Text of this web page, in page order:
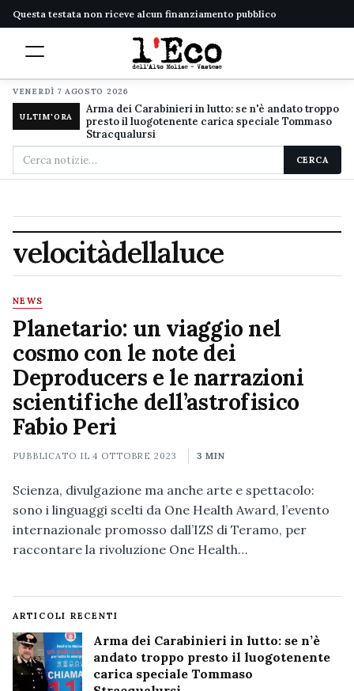
Questa testata non riceve alcun finanziamento pubblico
VENERDÌ 7 AGOSTO 2026
ULTIM'ORA
Arma dei Carabinieri in lutto: se n'è andato troppo
presto il luogotenente carica speciale Tommaso
Stracqualursi
Cerca
nel
CERCA
velocitàdellaluce
NEWS
Planetario: un viaggio nel
cosmo con le note dei
Deproducers e le narrazioni
scientifiche dell’astrofisico
Fabio Peri
PUBBLICATO IL4 OTTOBRE 2023 3 MIN
Scienza, divulgazione ma anche arte e spettacolo:
sono i linguaggi scelti da One Health Award, l’evento
internazionale promosso dall’IZS di Teramo, per
raccontare la rivoluzione One Health…
ARTICOLI RECENTI
Arma dei Carabinieri in lutto: se n’è
andato troppo presto il luogotenente
carica speciale Tommaso